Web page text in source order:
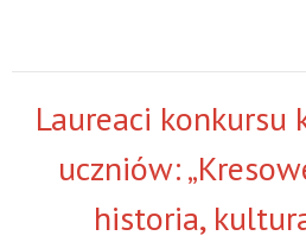
Laureaci konkursu
uczniów:
historia,